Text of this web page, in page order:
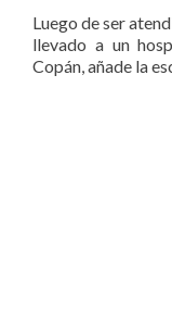
Luego de ser
llevado a un
Copán, añade la